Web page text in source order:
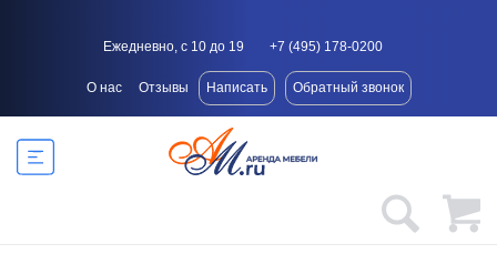
Ежедневно, с 10 до 19 +7 (495) 178-0200
О нас Отзывы Написать Обратный звонок